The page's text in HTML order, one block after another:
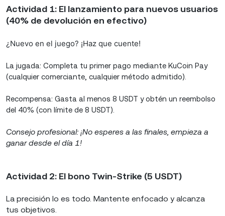
Actividad 1: El lanzamiento para nuevos usuarios
(40% de devolución en efectivo)
¿Nuevo en el juego? ¡Haz que cuente!
La jugada: Completa tu primer pago mediante KuCoin Pay
(cualquier comerciante, cualquier método admitido).
Recompensa: Gasta al menos 8 USDT y obtén un reembolso
del 40% (con límite de 8 USDT).
Consejo profesional: ¡No esperes a las finales, empieza a
ganar desde el día 1!
Actividad 2: El bono Twin-Strike (5 USDT)
La precisión lo es todo. Mantente enfocado y alcanza
tus objetivos.